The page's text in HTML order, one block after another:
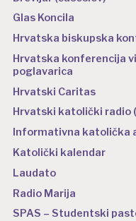
Glas Koncila
Hrvatska biskupska
Hrvatska konferencija
poglavarica
Hrvatski Caritas
Hrvatski katolički radio
Informativna katolička
Katolički kalendar
Laudato
Radio Marija
SPAS – Studentski